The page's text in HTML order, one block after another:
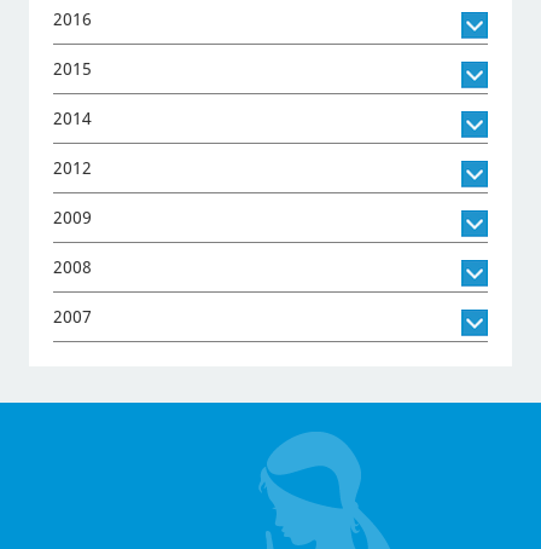
2016
2015
2014
2012
2009
2008
2007